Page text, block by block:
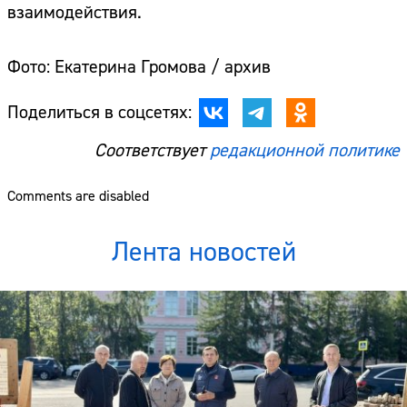
взаимодействия.
Фото: Екатерина Громова / архив
Поделиться в соцсетях:
Соответствуетредакционной политике
Comments are disabled
Лента новостей